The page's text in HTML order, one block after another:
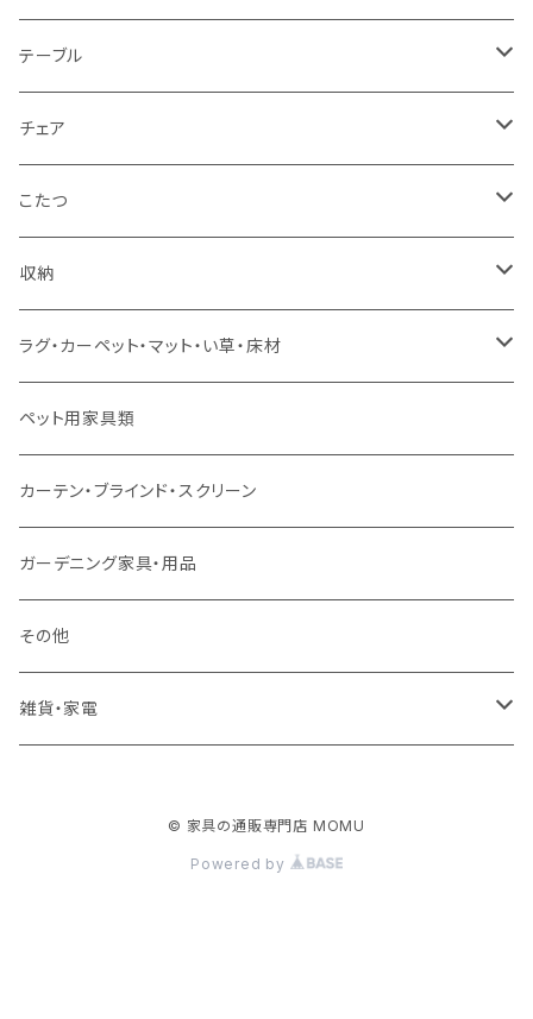
1人掛け
カウチソファ
コーナーソファ
ソファセット
スツール・オットマン
ソファ付属品
クッション・座椅子
セミダブルサイズ（フレームのみ）
ダブルサイズ（フレームのみ）
ワイドダブルサイズ以上（フレームのみ）
シングルサイズ以下（マットレス付）
セミダブルサイズ（マットレス付）
ダブルサイズ（マットレス付）
ダブルサイズ以上（マットレス付）
ロフトベッド
二段ベッド
マットレス
ダイニング3点セット以下
ダイニング4点セット
ダイニング5点・6点セット
ダイニング7点セット以上
テーブル
センターテーブル
ダイニングテーブル
カウンターテーブル
リフティングテーブル
サイドテーブル・コーヒーテーブル
デスク
チェア
ダイニングチェア
カウンターチェア
キッズチェア
オフィスチェア・ゲーミングチェア
ダイニングベンチ・スツール
こたつ
こたつテーブル
こたつ布団
コタツ・布団セット
収納
本棚・シェルフ
食器棚・収納庫
レンジ台・カウンター
ラック
TVボード
キャビネット・飾り棚
ラグ・カーペット・マット・い草・床材
マット・フロアタイル
ラグ
カーペット
ペット用家具類
カーテン・ブラインド・スクリーン
ガーデニング家具・用品
その他
雑貨・家電
© 家具の通販専門店 MOMU
Powered by